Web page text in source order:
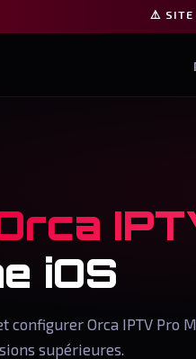
⚠️ SITE
iOS
configurer Orca IPTV Pro
supérieures.